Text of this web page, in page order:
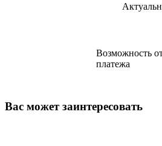
Возможность
платежа
Вас может заинтересовать